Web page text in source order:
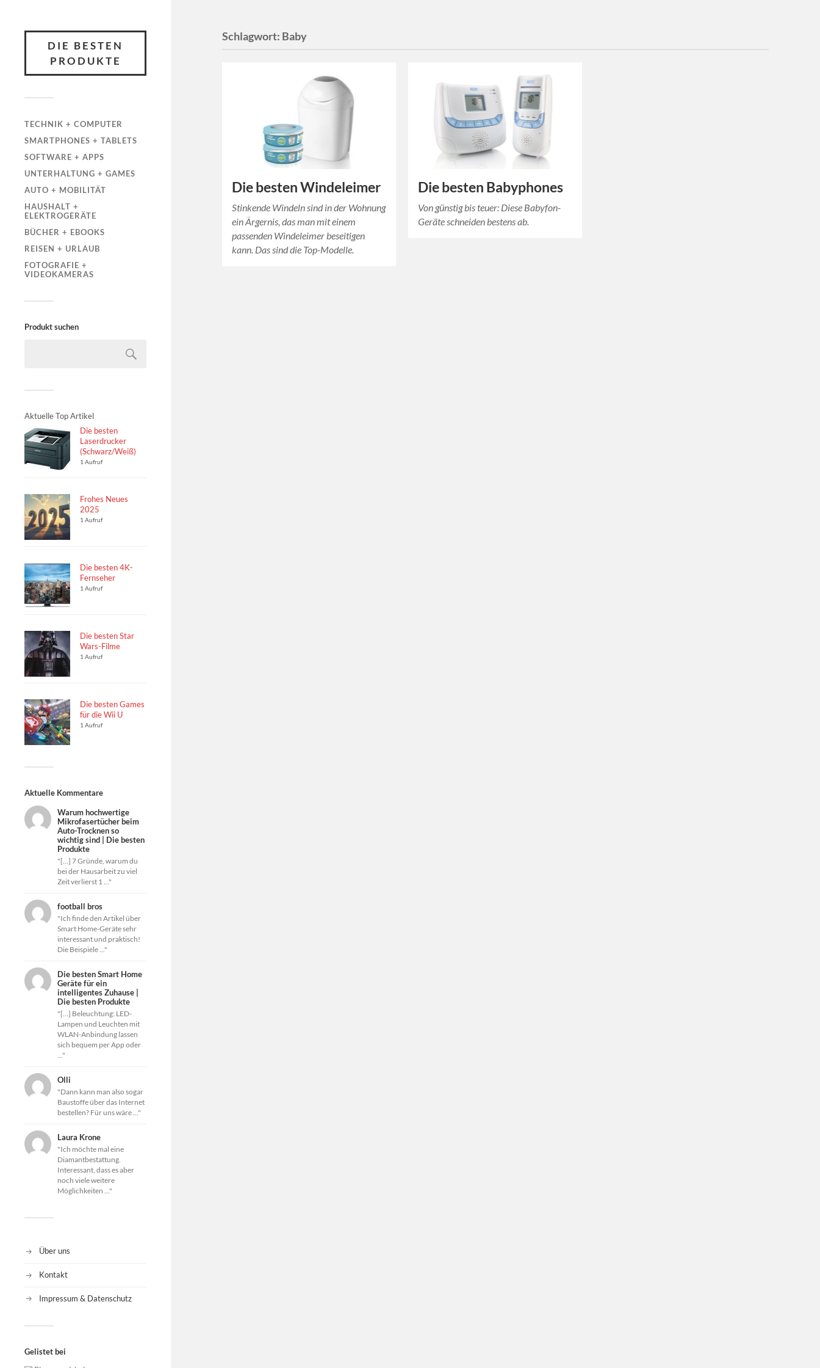
DIE BESTEN
PRODUKTE
TECHNIK + COMPUTER
SMARTPHONES + TABLETS
SOFTWARE + APPS
UNTERHALTUNG + GAMES
AUTO + MOBILITÄT
HAUSHALT +
ELEKTROGERÄTE
BÜCHER + EBOOKS
REISEN + URLAUB
FOTOGRAFIE +
VIDEOKAMERAS
Produkt suchen
Aktuelle Top Artikel
Die besten
Laserdrucker
(Schwarz/Weiß)
1 Aufruf
Frohes Neues
2025
1 Aufruf
Die besten 4K-
Fernseher
1 Aufruf
Die besten Star
Wars-Filme
1 Aufruf
Die besten Games
für die Wii U
1 Aufruf
Aktuelle Kommentare
Warum hochwertige
Mikrofasertücher beim
Auto-Trocknen so
wichtig sind | Die besten
Produkte
"[…] 7 Gründe, warum du
bei der Hausarbeit zu viel
Zeit verlierst 1 ..."
football bros
"Ich finde den Artikel über
Smart Home-Geräte sehr
interessant und praktisch!
Die Beispiele ..."
Die besten Smart Home
Geräte für ein
intelligentes Zuhause |
Die besten Produkte
"[…] Beleuchtung: LED-
Lampen und Leuchten mit
WLAN-Anbindung lassen
sich bequem per App oder
..."
Olli
"Dann kann man also sogar
Baustoffe über das Internet
bestellen? Für uns wäre ..."
Laura Krone
"Ich möchte mal eine
Diamantbestattung.
Interessant, dass es aber
noch viele weitere
Möglichkeiten ..."
Über uns
Kontakt
Impressum & Datenschutz
Gelistet bei
Schlagwort: Baby
Die besten Windeleimer
Stinkende Windeln sind in der Wohnung
ein Ärgernis, das man mit einem
passenden Windeleimer beseitigen
kann. Das sind die Top-Modelle.
Die besten Babyphones
Von günstig bis teuer: Diese Babyfon-
Geräte schneiden bestens ab.